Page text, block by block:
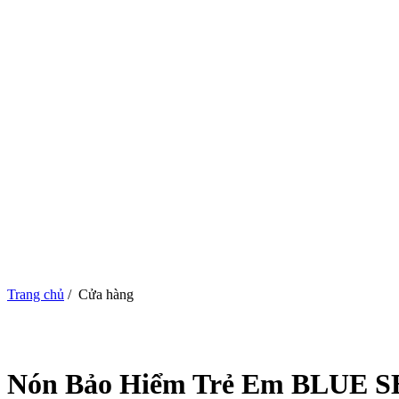
Trang chủ / Cửa hàng
Nón Bảo Hiểm Trẻ Em BLUE